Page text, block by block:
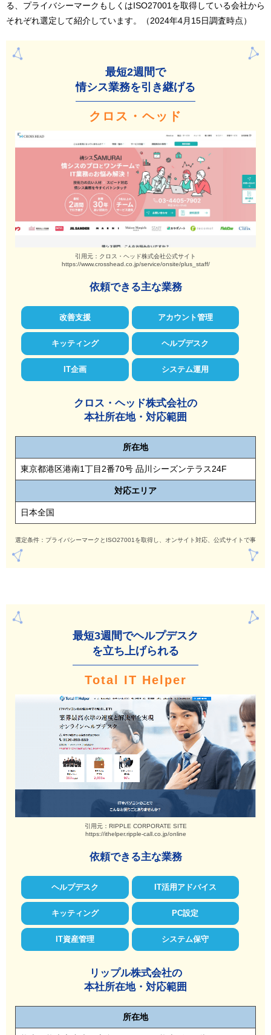
る、プライバシーマークもしくはISO27001を取得している会社から
それぞれ選定して紹介しています。（2024年4月15日調査時点）
最短2週間で
情シス業務を引き継げる
クロス・ヘッド
引用元：クロス・ヘッド株式会社公式サイト
https://www.crosshead.co.jp/service/onsite/plus_staff/
依頼できる主な業務
改善支援 アカウント管理
キッティング ヘルプデスク
IT企画 システム運用
クロス・ヘッド株式会社の
本社所在地・対応範囲
所在地
東京都港区港南1丁目2番70号 品川シーズンテラス24F
対応エリア
日本全国
選定条件：プライバシーマークとISO27001を取得し、オンサイト対応、公式サイトで事例
最短3週間でヘルプデスク
を立ち上げられる
Total IT Helper
引用元：RIPPLE CORPORATE SITE
https://ithelper.ripple-call.co.jp/online
依頼できる主な業務
ヘルプデスク IT活用アドバイス
キッティング PC設定
IT資産管理 システム保守
リップル株式会社の
本社所在地・対応範囲
所在地